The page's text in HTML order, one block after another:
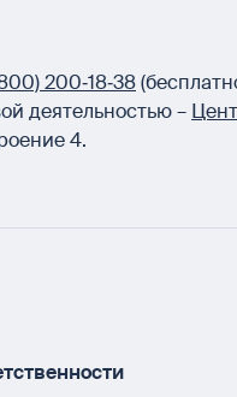
200‑18‑38
деятельностью –
4.